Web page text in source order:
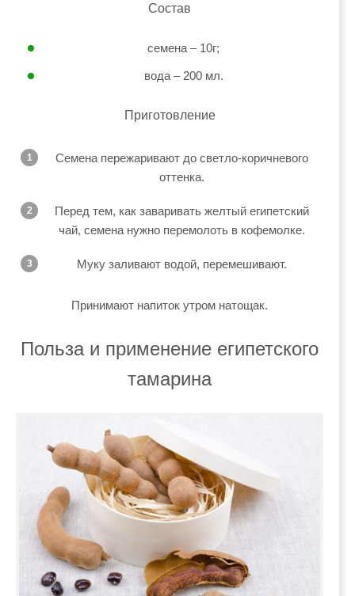
Состав
семена – 10г;
вода – 200 мл.
Приготовление
Семена пережаривают до светло-коричневого
оттенка.
Перед тем, как заваривать желтый египетский
чай, семена нужно перемолоть в кофемолке.
Муку заливают водой, перемешивают.
Принимают напиток утром натощак.
Польза и применение египетского
тамарина